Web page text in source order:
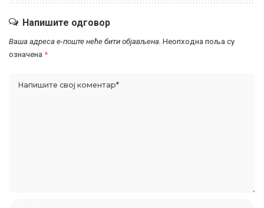
Напишите одговор
Ваша адреса е-поште неће бити објављена. Неопходна поља су
означена *